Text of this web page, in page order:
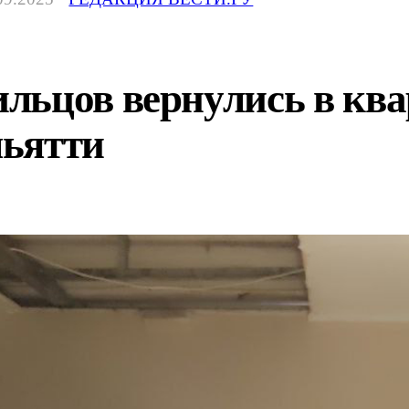
вернулись в